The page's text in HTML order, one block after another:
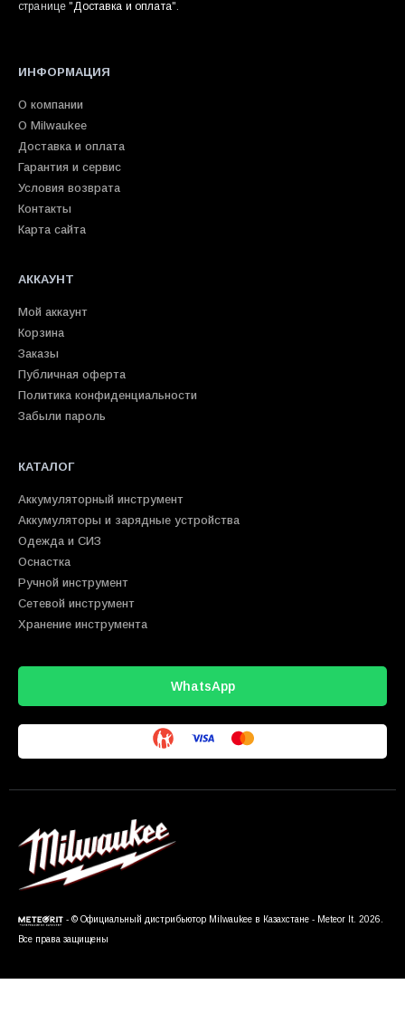
странице " Доставка и оплата".
ИНФОРМАЦИЯ
О компании
О Milwaukee
Доставка и оплата
Гарантия и сервис
Условия возврата
Контакты
Карта сайта
АККАУНТ
Мой аккаунт
Корзина
Заказы
Публичная оферта
Политика конфиденциальности
Забыли пароль
КАТАЛОГ
Аккумуляторный инструмент
Аккумуляторы и зарядные устройства
Одежда и СИЗ
Оснастка
Ручной инструмент
Сетевой инструмент
Хранение инструмента
WhatsApp
- © Официальный дистрибьютор Milwaukee в Казахстане - Meteor It. 2026.
Все права защищены